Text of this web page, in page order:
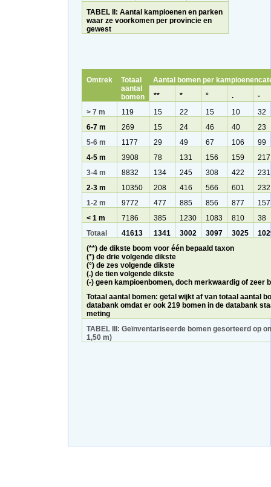
TABEL II: Aantal kampioenen en parken
waar ze voorkomen per provincie en
gewest
Omtrek
Totaal
aantal
bomen
Aantal bomen per
**
* ° .
-
> 7 m
119 15 22 15 10
32
6-7 m
269 15 24 46 40
23
5-6 m
1177 29 49 67 106
99
4-5 m
3908 78 131 156 159
217
3-4 m
8832 134 245 308 422
231
2-3 m
10350 208 416 566 601
232
1-2 m
9772 477 885 856 877
157
< 1 m
7186 385 1230 1083 810
38
Totaal
41613 1341 3002 3097 3025
(**) de dikste boom voor één bepaald taxon
(*) de drie volgende dikste
(°) de zes volgende dikste
(.) de tien volgende dikste
(-) geen kampioenbomen, doch merkwaardig of zeer
Totaal aantal bomen: getal wijkt af van totaal aantal
databank omdat er ook 219 bomen in de databank
meting
TABEL III: Geïnventariseerde bomen gesorteerd op
1,50 m)